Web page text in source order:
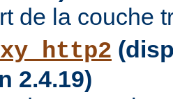
de la couche
2.4.19)